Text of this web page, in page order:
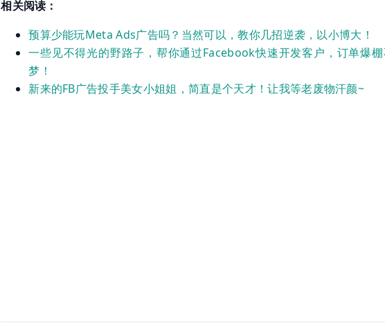
相关阅读：
预算少能玩Meta Ads广告吗？当然可以，教你几招逆袭，以小博大！
一些见不得光的野路子，帮你通过Facebook快速开发客户，订单爆
梦！
新来的FB广告投手美女小姐姐，简直是个天才！让我等老废物汗颜~